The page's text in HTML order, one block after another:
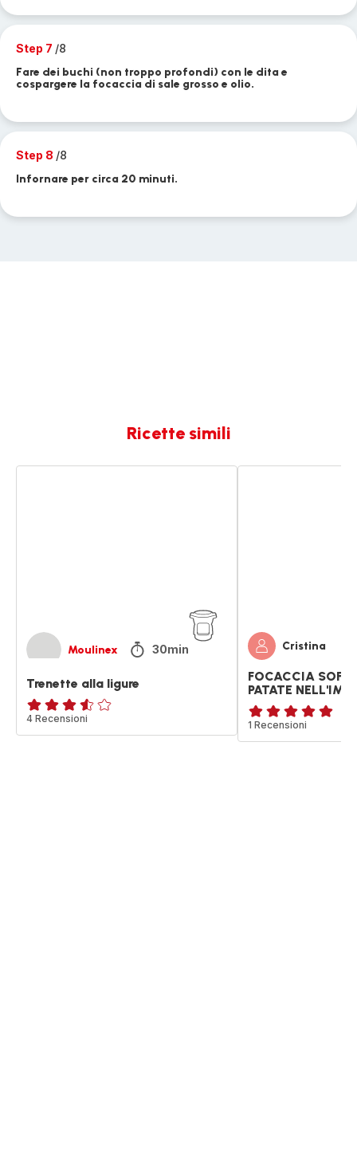
Step 7 /8
Fare dei buchi (non troppo profondi) con le dita e
cospargere la focaccia di sale grosso e olio.
Step 8 /8
Infornare per circa 20 minuti.
Ricette simili
Moulinex 30min
Trenette alla ligure
ratings.3.5
4 Recensioni
Cristina
FOCACCIA
PATATE
Recensione
di
1 Recensioni